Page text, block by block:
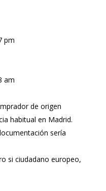
pm
am
de origen
habitual en Madrid.
sería
si ciudadano europeo,